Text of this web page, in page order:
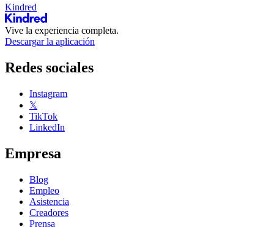
Kindred
Vive la experiencia completa.
Descargar la aplicación
Redes sociales
Instagram
𝕏
TikTok
LinkedIn
Empresa
Blog
Empleo
Asistencia
Creadores
Prensa